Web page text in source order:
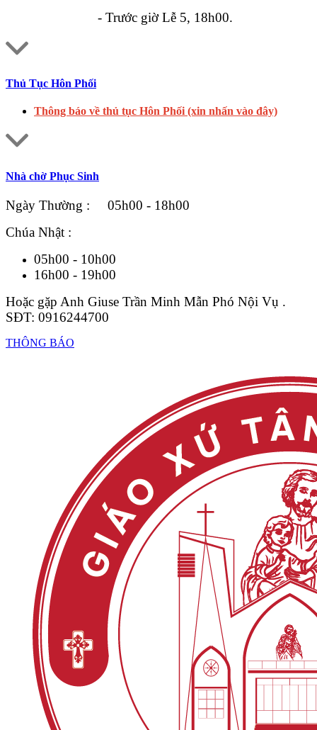
- Trước giờ Lễ 5, 18h00.
Thủ Tục Hôn Phối
Thông báo về thủ tục Hôn Phối (xin nhấn vào đây)
Nhà chờ Phục Sinh
Ngày Thường : 05h00 - 18h00
Chúa Nhật :
05h00 - 10h00
16h00 - 19h00
Hoặc gặp Anh Giuse Trần Minh Mẫn Phó Nội Vụ .
SĐT: 0916244700
THÔNG BÁO